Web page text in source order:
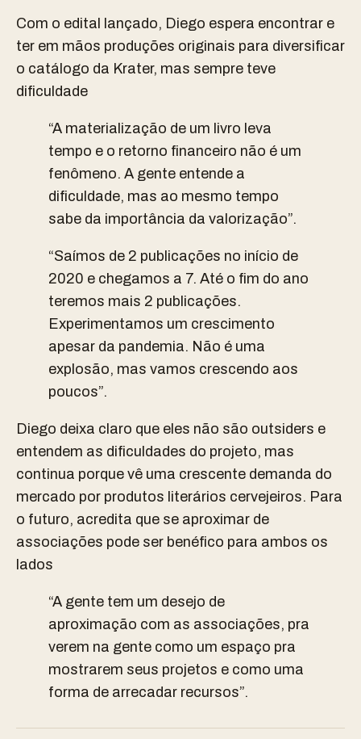
Com o edital lançado, Diego espera encontrar e
ter em mãos produções originais para diversificar
o catálogo da Krater, mas sempre teve
dificuldade
“A materialização de um livro leva
tempo e o retorno financeiro não é um
fenômeno. A gente entende a
dificuldade, mas ao mesmo tempo
sabe da importância da valorização”.
“Saímos de 2 publicações no início de
2020 e chegamos a 7. Até o fim do ano
teremos mais 2 publicações.
Experimentamos um crescimento
apesar da pandemia. Não é uma
explosão, mas vamos crescendo aos
poucos”.
Diego deixa claro que eles não são outsiders e
entendem as dificuldades do projeto, mas
continua porque vê uma crescente demanda do
mercado por produtos literários cervejeiros. Para
o futuro, acredita que se aproximar de
associações pode ser benéfico para ambos os
lados
“A gente tem um desejo de
aproximação com as associações, pra
verem na gente como um espaço pra
mostrarem seus projetos e como uma
forma de arrecadar recursos”.